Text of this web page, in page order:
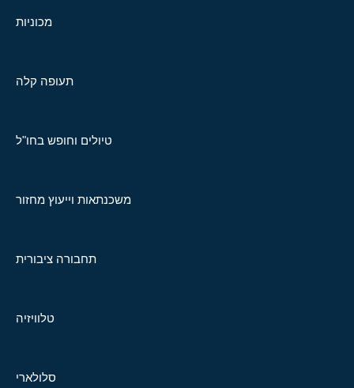
מכוניות
תעופה קלה
טיולים וחופש בחו"ל
משכנתאות וייעוץ מחזור
תחבורה ציבורית
טלוויזיה
סלולארי